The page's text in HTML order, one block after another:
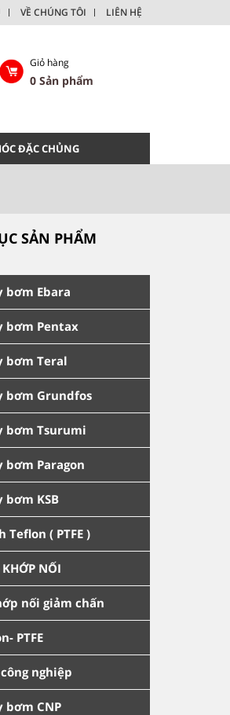
VỀ CHÚNG TÔI LIÊN HỆ
Giỏ hàng
0Sản phẩm
ĐẶC CHỦNG
SẢN PHẨM
bơm Ebara
bơm Pentax
bơm Teral
bơm Grundfos
bơm Tsurumi
bơm Paragon
bơm KSB
Teflon ( PTFE )
NỐI
nối giảm chấn
PTFE
nghiệp
bơm CNP